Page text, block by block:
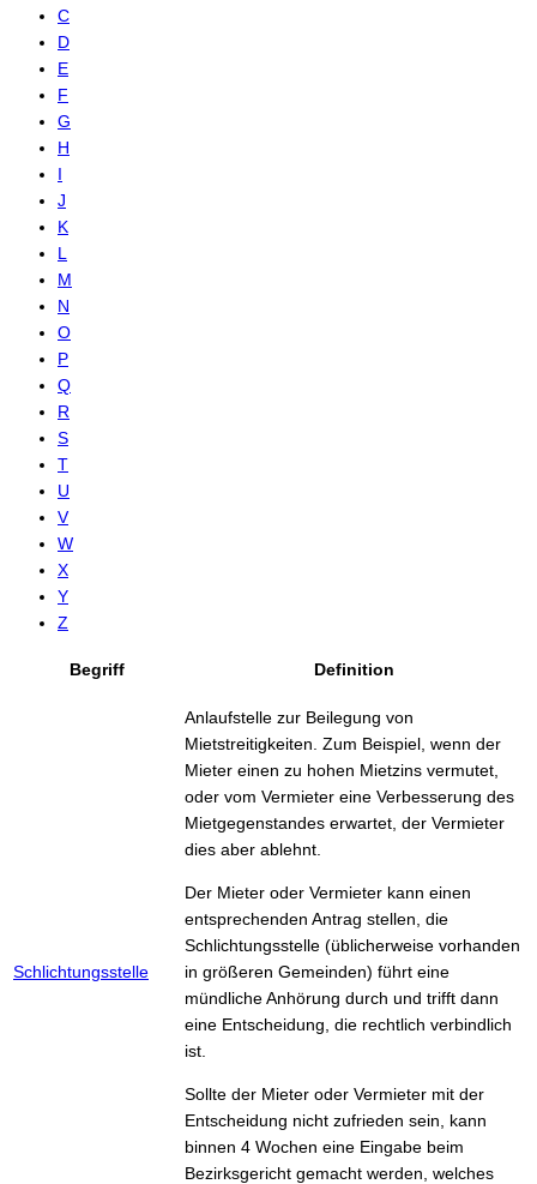
C
D
E
F
G
H
I
J
K
L
M
N
O
P
Q
R
S
T
U
V
W
X
Y
Z
Begriff Definition
Schlichtungsstelle
Anlaufstelle zur Beilegung von
Mietstreitigkeiten. Zum Beispiel, wenn der
Mieter einen zu hohen Mietzins vermutet,
oder vom Vermieter eine Verbesserung des
Mietgegenstandes erwartet, der Vermieter
dies aber ablehnt.
Der Mieter oder Vermieter kann einen
entsprechenden Antrag stellen, die
Schlichtungsstelle (üblicherweise vorhanden
in größeren Gemeinden) führt eine
mündliche Anhörung durch und trifft dann
eine Entscheidung, die rechtlich verbindlich
ist.
Sollte der Mieter oder Vermieter mit der
Entscheidung nicht zufrieden sein, kann
binnen 4 Wochen eine Eingabe beim
Bezirksgericht gemacht werden, welches